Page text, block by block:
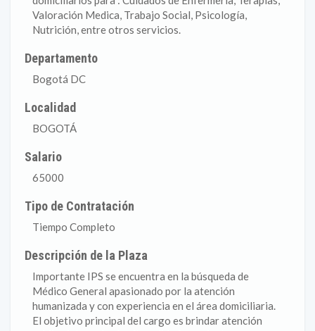
Valoración Medica, Trabajo Social, Psicología,
Nutrición, entre otros servicios.
Departamento
Bogotá DC
Localidad
BOGOTÁ
Salario
65000
Tipo de Contratación
Tiempo Completo
Descripción de la Plaza
Importante IPS se encuentra en la búsqueda de
Médico General apasionado por la atención
humanizada y con experiencia en el área domiciliaria.
El objetivo principal del cargo es brindar atención